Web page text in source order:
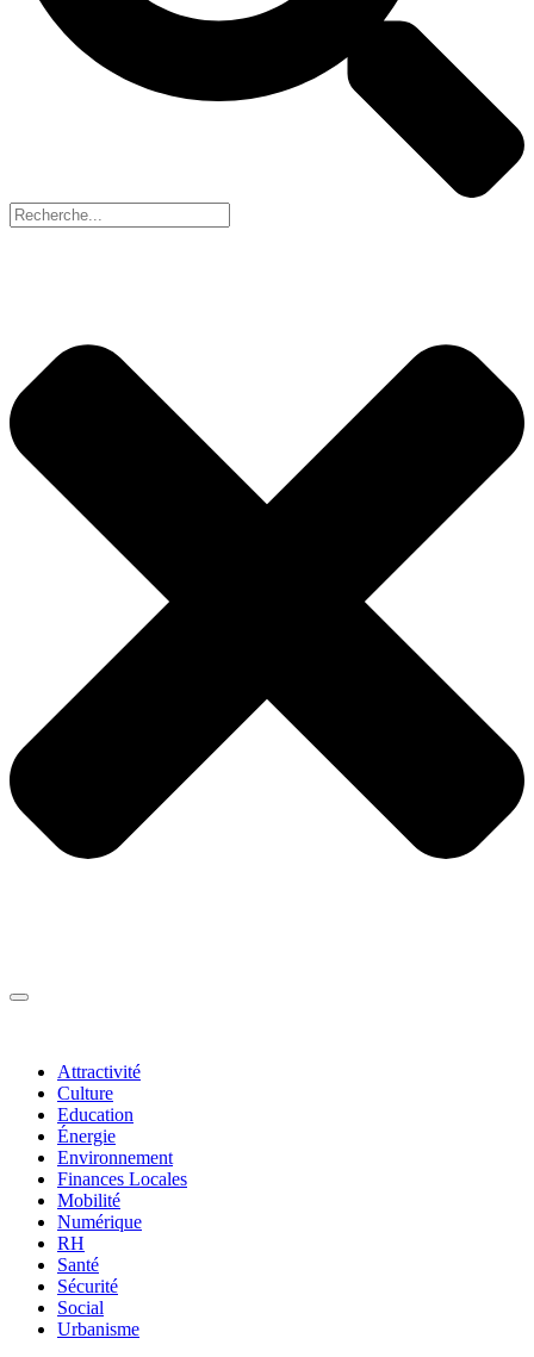
Attractivité
Culture
Education
Énergie
Environnement
Finances Locales
Mobilité
Numérique
RH
Santé
Sécurité
Social
Urbanisme